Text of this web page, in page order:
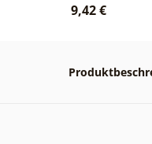
9,42 €